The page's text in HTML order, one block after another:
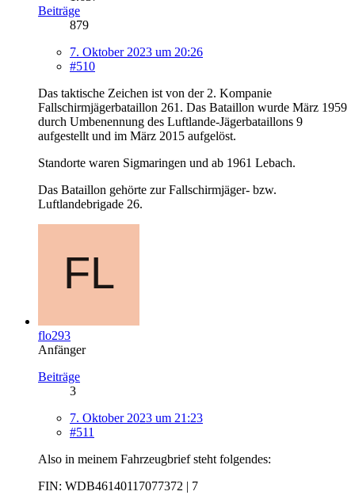
Beiträge
879
7. Oktober 2023 um 20:26
#510
Das taktische Zeichen ist von der 2. Kompanie
Fallschirmjägerbataillon 261. Das Bataillon wurde März 1959
durch Umbenennung des Luftlande-Jägerbataillons 9
aufgestellt und im März 2015 aufgelöst.
Standorte waren Sigmaringen und ab 1961 Lebach.
Das Bataillon gehörte zur Fallschirmjäger- bzw.
Luftlandebrigade 26.
flo293
Anfänger
Beiträge
3
7. Oktober 2023 um 21:23
#511
Also in meinem Fahrzeugbrief steht folgendes:
FIN: WDB46140117077372 | 7